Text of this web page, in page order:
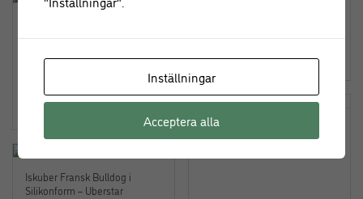
499,00kr
pack
249,00kr
Iskuber Cool Cat 3D i
Silikonform – Uberstar
Iskuber Fransk Bulldog i
Silikonform – Uberstar
Inställningar
Acceptera alla